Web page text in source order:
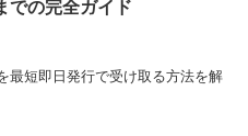
での完全ガイド
最短即日発行で受け取る方法を解